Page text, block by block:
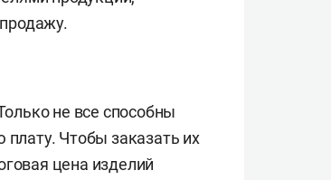
не все способны
Чтобы заказать их
цена изделий